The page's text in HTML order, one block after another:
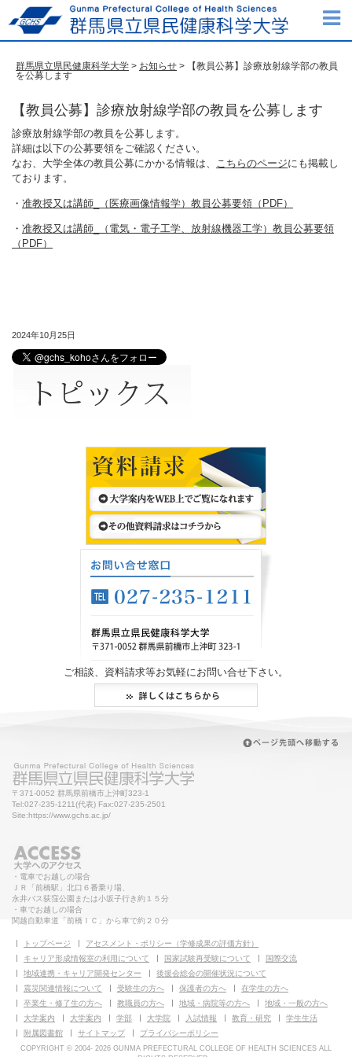
群馬県立県民健康科学大学 > お知らせ > 【教員公募】診療放射線学部の教員
を公募します
【教員公募】診療放射線学部の教員を公募します
診療放射線学部の教員を公募します。
詳細は以下の公募要領をご確認ください。
なお、大学全体の教員公募にかかる情報は、 こちらのページにも掲載し
ております。
・ 准教授又は講師_（医療画像情報学）教員公募要領（PDF）
・ 准教授又は講師_（電気・電子工学、放射線機器工学）教員公募要領
（PDF）
2024年10月25日
ご相談、資料請求等お気軽にお問い合せ下さい。
〒371-0052 群馬県前橋市上沖町323-1
Tel:027-235-1211(代表) Fax:027-235-2501
Site:https://www.gchs.ac.jp/
・電車でお越しの場合
ＪＲ「前橋駅」北口６番乗り場、
永井バス荻窪公園または小坂子行き約１５分
・車でお越しの場合
関越自動車道「前橋ＩＣ」から車で約２０分
トップページ
アセスメント・ポリシー（学修成果の評価方針）
キャリア形成情報室の利用について
国家試験再受験について
国際交流
地域連携・キャリア開発センター
後援会総会の開催状況について
震災関連情報について
受験生の方へ 保護者の方へ
在学生の方へ
卒業生・修了生の方へ
教職員の方へ 地域・病院等の方へ
地域・一般の方へ
大学案内
大学案内 学部 大学院 入試情報 教育・研究
学生生活
附属図書館
サイトマップ プライバシーポリシー
COPYRIGHT © 2004- 2026 GUNMA PREFECTURAL COLLEGE OF HEALTH SCIENCES ALL